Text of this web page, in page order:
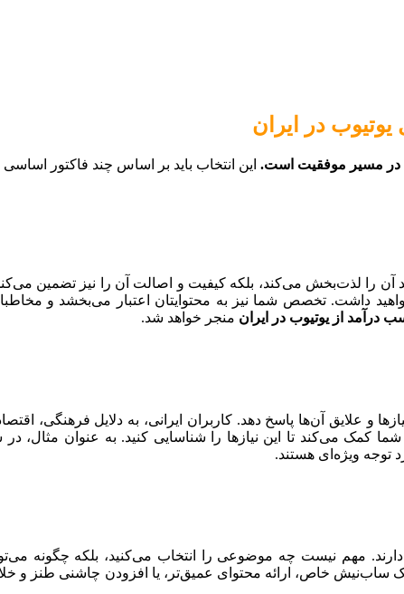
در ایران
در مسیر موفقیت است. این انتخاب باید بر اساس چند فاکتور
آن را لذت‌بخش می‌کند، بلکه کیفیت و اصالت آن را نیز تضمین
خواهید داشت. تخصص شما نیز به محتوایتان اعتبار می‌بخشد و
درآمد از یوتیوب در ایران منجر خواهد شد.
و علایق آن‌ها پاسخ دهد. کاربران ایرانی، به دلایل فرهنگی،
شما کمک می‌کند تا این نیازها را شناسایی کنید. به عنوان
توجه ویژه‌ای هستند.
مهم نیست چه موضوعی را انتخاب می‌کنید، بلکه چگونه
ساب‌نیش خاص، ارائه محتوای عمیق‌تر، یا افزودن چاشنی طنز و